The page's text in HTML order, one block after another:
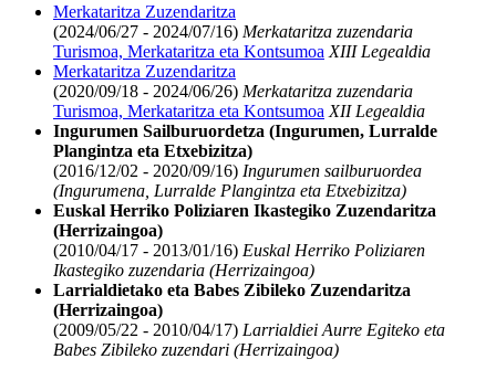
Merkataritza Zuzendaritza
(2024/06/27 - 2024/07/16) Merkataritza zuzendaria
Turismoa, Merkataritza eta Kontsumoa XIII Legealdia
Merkataritza Zuzendaritza
(2020/09/18 - 2024/06/26) Merkataritza zuzendaria
Turismoa, Merkataritza eta Kontsumoa XII Legealdia
Ingurumen Sailburuordetza (Ingurumen, Lurralde
Plangintza eta Etxebizitza)
(2016/12/02 - 2020/09/16) Ingurumen sailburuordea
(Ingurumena, Lurralde Plangintza eta Etxebizitza)
Euskal Herriko Poliziaren Ikastegiko Zuzendaritza
(Herrizaingoa)
(2010/04/17 - 2013/01/16) Euskal Herriko Poliziaren
Ikastegiko zuzendaria (Herrizaingoa)
Larrialdietako eta Babes Zibileko Zuzendaritza
(Herrizaingoa)
(2009/05/22 - 2010/04/17) Larrialdiei Aurre Egiteko eta
Babes Zibileko zuzendari (Herrizaingoa)